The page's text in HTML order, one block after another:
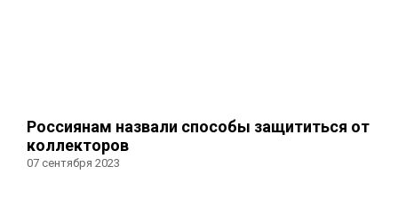
Россиянам назвали способы защититься от
коллекторов
07 сентября 2023